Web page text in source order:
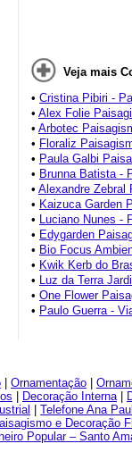
Veja mais
• Cristina Pibiri -
• Alex Folie
• Arbotec
• Floraliz
• Paula Galbi
• Brunna Batista -
• Alexandre Zebral
• Kaizuca Garden
• Luciano Nunes -
• Edygarden
• Bio Focus
• Kwik Kerb do
• Luz da Terra
• One Flower
• Paulo Guerra -
Ornamentação
Decoração Interna|
Telefone Ana
e Decoração
Popular – Santo